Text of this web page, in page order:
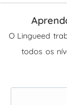
O Lingueed
todos os